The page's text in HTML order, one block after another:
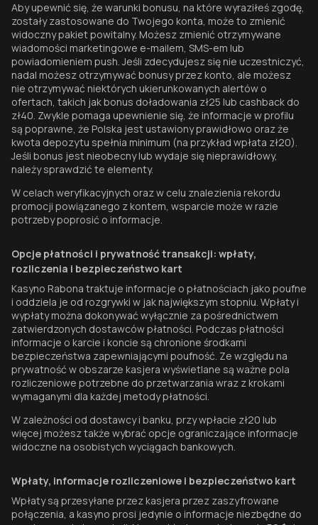
Aby upewnić się, że warunki bonusu, na które wyraziłeś zgodę,
zostały zastosowane do Twojego konta, może to zmienić
widoczny pakiet powitalny. Możesz zmienić otrzymywane
wiadomości marketingowe e-mailem, SMS-em lub
powiadomieniem push. Jeśli zdecydujesz się nie uczestniczyć,
nadal możesz otrzymywać bonusy przez konto, ale możesz
nie otrzymywać niektórych ukierunkowanych alertów o
ofertach, takich jak bonus doładowania zł25 lub cashback do
zł40. Zwykle pomaga upewnienie się, że informacje w profilu
są poprawne, że Polska jest ustawiony prawidłowo oraz że
kwota depozytu spełnia minimum (na przykład wpłata zł20).
Jeśli bonus jest nieobecny lub wydaje się nieprawidłowy,
należy sprawdzić te elementy.
W celach weryfikacyjnych oraz w celu znalezienia rekordu
promocji powiązanego z kontem, wsparcie może w razie
potrzeby poprosić o informacje.
Opcje płatności i prywatność transakcji: wpłaty,
rozliczenia i bezpieczeństwo kart
Kasyno Rabona traktuje informacje o płatnościach jako poufne
i oddziela je od rozgrywki w jak największym stopniu. Wpłaty i
wypłaty można dokonywać wyłącznie za pośrednictwem
zatwierdzonych dostawców płatności. Podczas płatności
informacje o karcie i koncie są chronione środkami
bezpieczeństwa zapewniającymi poufność. Ze względu na
prywatność w obszarze kasjera wyświetlane są ważne pola
rozliczeniowe potrzebne do przetwarzania wraz z krokami
wymaganymi dla każdej metody płatności.
W zależności od dostawcy i banku, przy wpłacie zł20 lub
więcej możesz także wybrać opcje ograniczające informacje
widoczne na osobistych wyciągach bankowych.
Wpłaty, informacje rozliczeniowe i bezpieczeństwo kart
Wpłaty są przesyłane przez kasjera przez zaszyfrowane
połączenia, a kasyno prosi jedynie o informacje niezbędne do